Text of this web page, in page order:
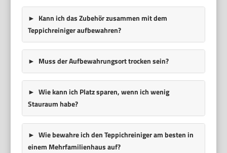
Kann ich das Zubehör zusammen mit dem
Teppichreiniger aufbewahren?
Muss der Aufbewahrungsort trocken sein?
Wie kann ich Platz sparen, wenn ich wenig
Stauraum habe?
Wie bewahre ich den Teppichreiniger am besten in
einem Mehrfamilienhaus auf?